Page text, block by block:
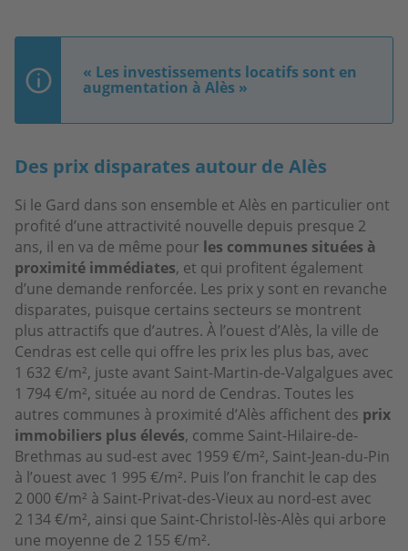
« Les investissements locatifs sont en
augmentation à Alès »
Des prix disparates autour de Alès
Si le Gard dans son ensemble et Alès en particulier ont
profité d’une attractivité nouvelle depuis presque 2
ans, il en va de même pour les communes situées à
proximité immédiates, et qui profitent également
d’une demande renforcée. Les prix y sont en revanche
disparates, puisque certains secteurs se montrent
plus attractifs que d’autres. À l’ouest d’Alès, la ville de
Cendras est celle qui offre les prix les plus bas, avec
1 632 €/m², juste avant Saint-Martin-de-Valgalgues avec
1 794 €/m², située au nord de Cendras. Toutes les
autres communes à proximité d’Alès affichent des prix
immobiliers plus élevés, comme Saint-Hilaire-de-
Brethmas au sud-est avec 1959 €/m², Saint-Jean-du-Pin
à l’ouest avec 1 995 €/m². Puis l’on franchit le cap des
2 000 €/m² à Saint-Privat-des-Vieux au nord-est avec
2 134 €/m², ainsi que Saint-Christol-lès-Alès qui arbore
une moyenne de 2 155 €/m².